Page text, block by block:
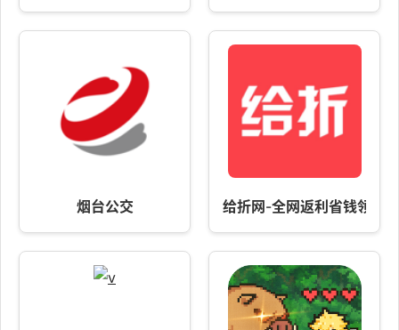
烟台公交 给折网-全网返利省钱领优